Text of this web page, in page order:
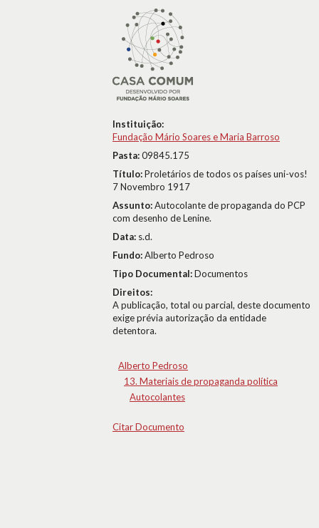
Instituição:
Fundação Mário Soares e Maria Barroso
Pasta:09845.175
Título:Proletários de todos os países uni-vos!
7 Novembro 1917
Assunto:Autocolante de propaganda do PCP
com desenho de Lenine.
Data: s.d.
Fundo:Alberto Pedroso
Tipo Documental:Documentos
Direitos:
A publicação, total ou parcial, deste documento
exige prévia autorização da entidade
detentora.
Alberto Pedroso
13. Materiais de propaganda política
Autocolantes
Citar Documento